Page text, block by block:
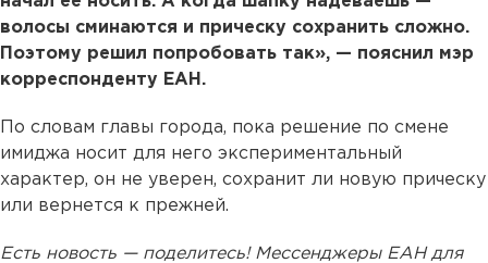
волосы сминаются и прическу сохранить сложно.
Поэтому решил попробовать так», — пояснил мэр
корреспонденту ЕАН.
По словам главы города, пока решение по смене
имиджа носит для него экспериментальный
характер, он не уверен, сохранит ли новую прическу
или вернется к прежней.
Есть новость — поделитесь! Мессенджеры ЕАН для